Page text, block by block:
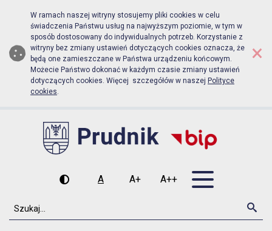
Biuletyn Informacji Publicznej
Przejdź do menu głównego
Przejdź do głównej zawartości
W ramach naszej witryny stosujemy pliki cookies w celu
świadczenia Państwu usług na najwyższym poziomie, w tym w
sposób dostosowany do indywidualnych potrzeb. Korzystanie z
witryny bez zmiany ustawień dotyczących cookies oznacza, że
będą one zamieszczane w Państwa urządzeniu końcowym.
Możecie Państwo dokonać w każdym czasie zmiany ustawień
dotyczących cookies. Więcej szczegółów w naszej Polityce
cookies.
×
Wysoki kontrast
A
Czcionka domyślna
A+
Czcionka średnia
A++
Czcionka duża
Szukaj